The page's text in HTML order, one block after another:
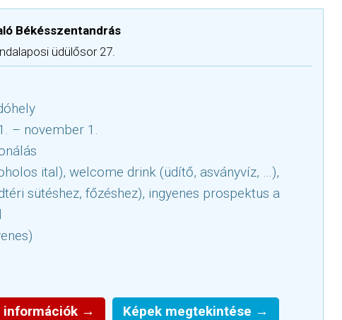
Békésszentandrás
üdülősor 27.
– november 1.
ital), welcome drink (üdítő, asványvíz, …),
sütéshez, főzéshez), ingyenes prospektus a
információk → Képek megtekintése →